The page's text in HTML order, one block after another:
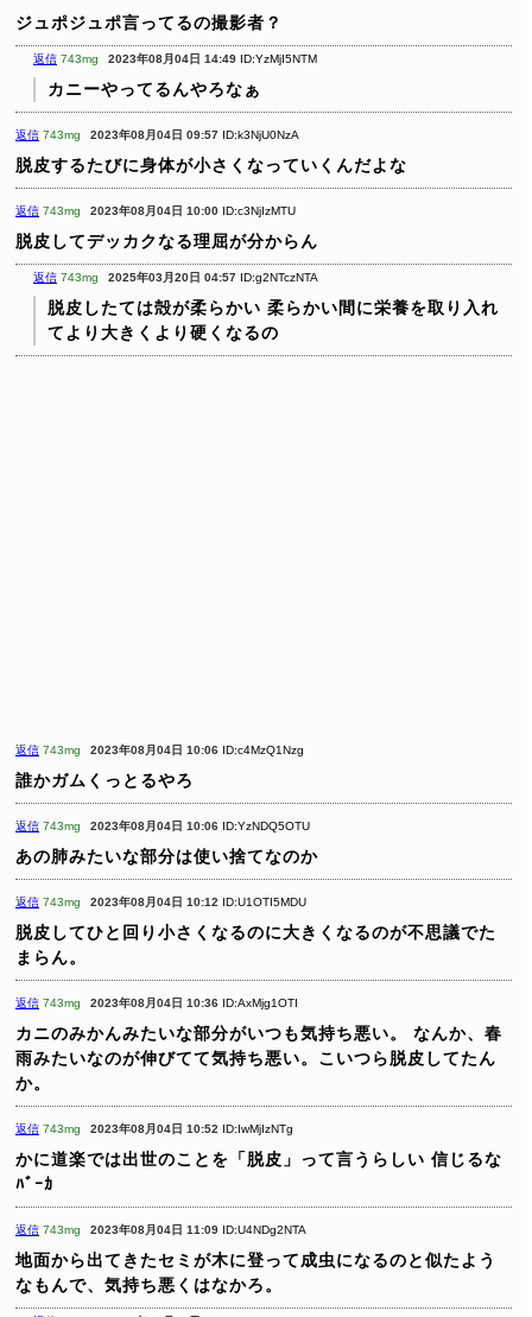
ジュポジュポ言ってるの撮影者？
返信 743mg 2023年08月04日 14:49 ID:YzMjI5NTM
カニーやってるんやろなぁ
返信 743mg 2023年08月04日 09:57 ID:k3NjU0NzA
脱皮するたびに身体が小さくなっていくんだよな
返信 743mg 2023年08月04日 10:00 ID:c3NjIzMTU
脱皮してデッカクなる理屈が分からん
返信 743mg 2025年03月20日 04:57 ID:g2NTczNTA
脱皮したては殻が柔らかい 柔らかい間に栄養を取り入れ
てより大きくより硬くなるの
返信 743mg 2023年08月04日 10:06 ID:c4MzQ1Nzg
誰かガムくっとるやろ
返信 743mg 2023年08月04日 10:06 ID:YzNDQ5OTU
あの肺みたいな部分は使い捨てなのか
返信 743mg 2023年08月04日 10:12 ID:U1OTI5MDU
脱皮してひと回り小さくなるのに大きくなるのが不思議でた
まらん。
返信 743mg 2023年08月04日 10:36 ID:AxMjg1OTI
カニのみかんみたいな部分がいつも気持ち悪い。
なんか、春
雨みたいなのが伸びてて気持ち悪い。こいつら脱皮してたん
か。
返信 743mg 2023年08月04日 10:52 ID:IwMjIzNTg
かに道楽では出世のことを「脱皮」って言うらしい 信じるな
ﾊﾞｰｶ
返信 743mg 2023年08月04日 11:09 ID:U4NDg2NTA
地面から出てきたセミが木に登って成虫になるのと似たよう
なもんで、気持ち悪くはなかろ。